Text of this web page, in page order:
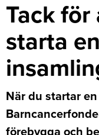
Tack
starta
När du startar
förebygga och